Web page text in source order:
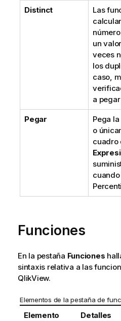
Distinct
Las
un
veces
los
caso,
a
Pegar
Pega
o
cuadro
Funciones
En la pestaña Funciones
sintaxis relativa a las
QlikView.
Elementos de la pestaña de
Elemento Detalles